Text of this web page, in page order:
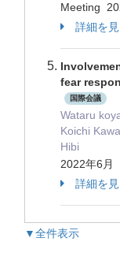
Meeting
詳細を見
fear
国際会議
Wataru
Koichi
Hibi
2022年6月
詳細を見
▼全件表示